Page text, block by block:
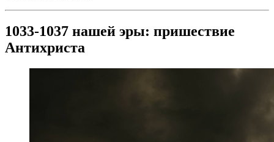
1033-1037 нашей эры: пришествие
Антихриста